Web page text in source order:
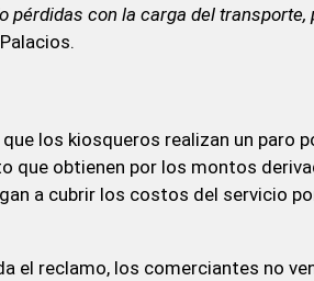
pérdidas con la carga del
los kiosqueros realizan un paro
que obtienen por los montos
a cubrir los costos del servicio
el reclamo, los comerciantes no